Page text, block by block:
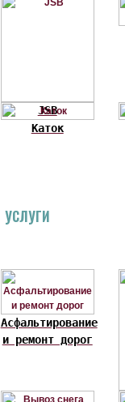
JSB
Каток
УСЛУГИ
Асфальтирование
и ремонт дорог